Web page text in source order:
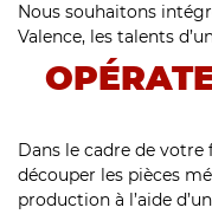
Nous souhaitons
Valence, les talents
Dans le cadre de
découper les pièces
production à l’aide